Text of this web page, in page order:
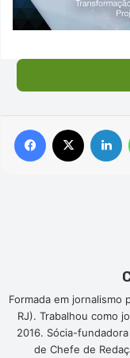
Facebook
Formada em jornalismo
RJ). Trabalhou como
2016. Sócia-
de Chefe de